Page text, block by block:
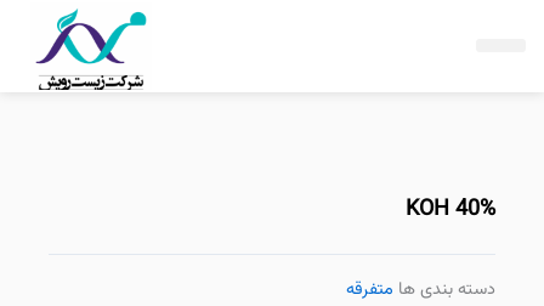
40% KOH
دسته بندی ها متفرقه